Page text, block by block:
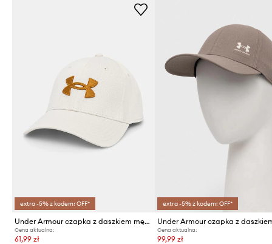
extra -5% z kodem: OFF*
Under Armour czapka z daszkiem męska
Cena aktualna:
61,99 zł
extra -5% z kodem: OFF*
Cena aktualna:
99,99 zł